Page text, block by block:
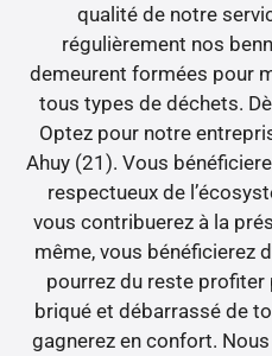
qualité de notre
régulièrement nos
demeurent formées pour
tous types de déchets.
Optez pour notre
Ahuy (21). Vous
respectueux de
vous contribuerez à la
même, vous bénéficierez
pourrez du reste profiter
briqué et débarrassé de
gagnerez en confort.